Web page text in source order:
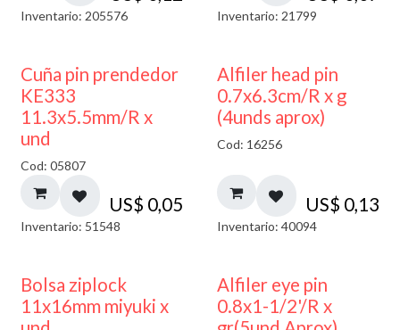
Inventario: 205576 Inventario: 21799
Cuña pin prendedor
KE333
11.3x5.5mm/R x
und
Cod: 05807
US$ 0,05
Inventario: 51548
Alfiler head pin
0.7x6.3cm/R x g
(4unds aprox)
Cod: 16256
US$ 0,13
Inventario: 40094
¡NUEVO!
Bolsa ziplock
11x16mm miyuki x
Alfiler eye pin
0.8x1-1/2'/R x